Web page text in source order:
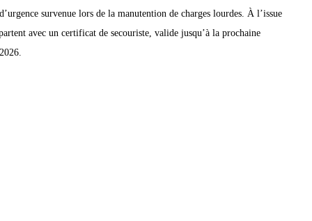
survenue lors de la manutention de charges lourdes. À l’issue
avec un certificat de secouriste, valide jusqu’à la prochaine